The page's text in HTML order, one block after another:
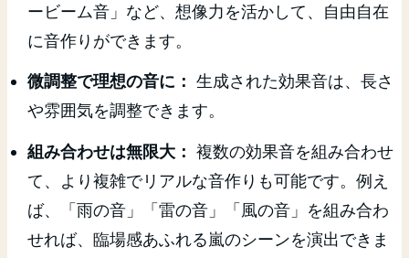
ービーム音」など、想像力を活かして、自由自在
に音作りができます。
微調整で理想の音に： 生成された効果音は、長さ
や雰囲気を調整できます。
組み合わせは無限大： 複数の効果音を組み合わせ
て、より複雑でリアルな音作りも可能です。例え
ば、「雨の音」「雷の音」「風の音」を組み合わ
せれば、臨場感あふれる嵐のシーンを演出できま